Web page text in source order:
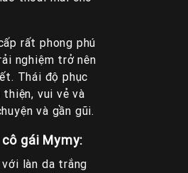
rất phong phú
nghiệm trở nên
Thái độ phục
vui vẻ và
và gần gũi.
gái Mymy:
làn da trắng